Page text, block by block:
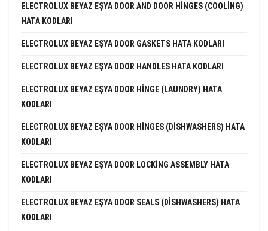
ELECTROLUX BEYAZ EŞYA DOOR AND DOOR HINGES (COOLING)
HATA KODLARI
ELECTROLUX BEYAZ EŞYA DOOR GASKETS HATA KODLARI
ELECTROLUX BEYAZ EŞYA DOOR HANDLES HATA KODLARI
ELECTROLUX BEYAZ EŞYA DOOR HINGE (LAUNDRY) HATA
KODLARI
ELECTROLUX BEYAZ EŞYA DOOR HINGES (DISHWASHERS) HATA
KODLARI
ELECTROLUX BEYAZ EŞYA DOOR LOCKING ASSEMBLY HATA
KODLARI
ELECTROLUX BEYAZ EŞYA DOOR SEALS (DISHWASHERS) HATA
KODLARI